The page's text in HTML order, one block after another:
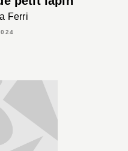
Ferri